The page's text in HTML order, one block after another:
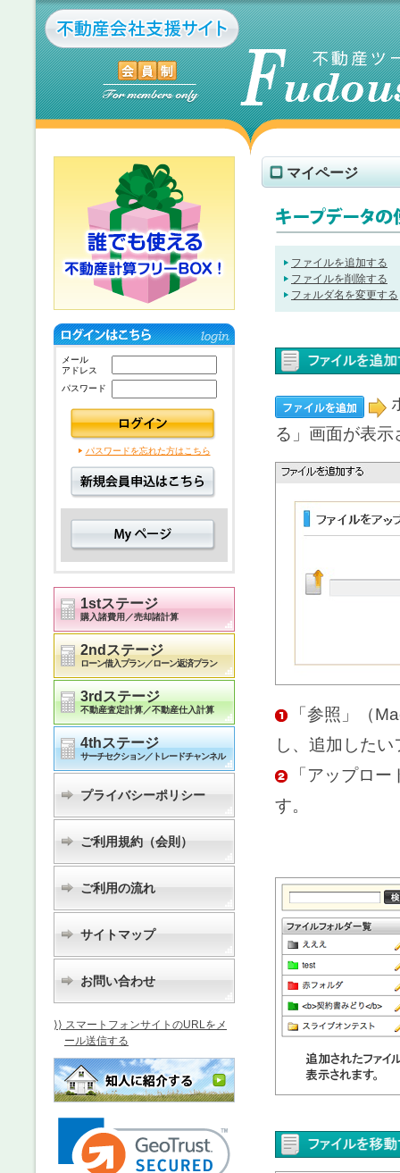
メール
アドレス
パスワード
パスワードを忘れた方はこちら
1stステージ
購入諸費用／売却諸計算
2ndステージ
ローン借入プラン／ローン返済プラン
3rdステージ
不動産査定計算／不動産仕入計算
4thステージ
サーチセクション／トレードチャンネル
プライバシーポリシー
ご利用規約（会則）
ご利用の流れ
サイトマップ
お問い合わせ
⟩⟩ スマートフォンサイトのURLをメ
ール送信する
マイページ
ファイルを追加する
ファイルを削除する
フォルダ名を変更する
る」画面が表示
「参照」（
し、追加した
「アップロ
す。